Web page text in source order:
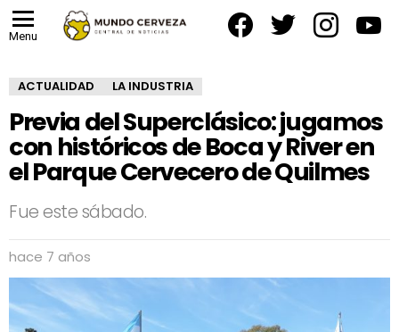
Menu
ACTUALIDAD LA INDUSTRIA
Previa del Superclásico: jugamos
con históricos de Boca y River en
el Parque Cervecero de Quilmes
Fue este sábado.
hace 7 años